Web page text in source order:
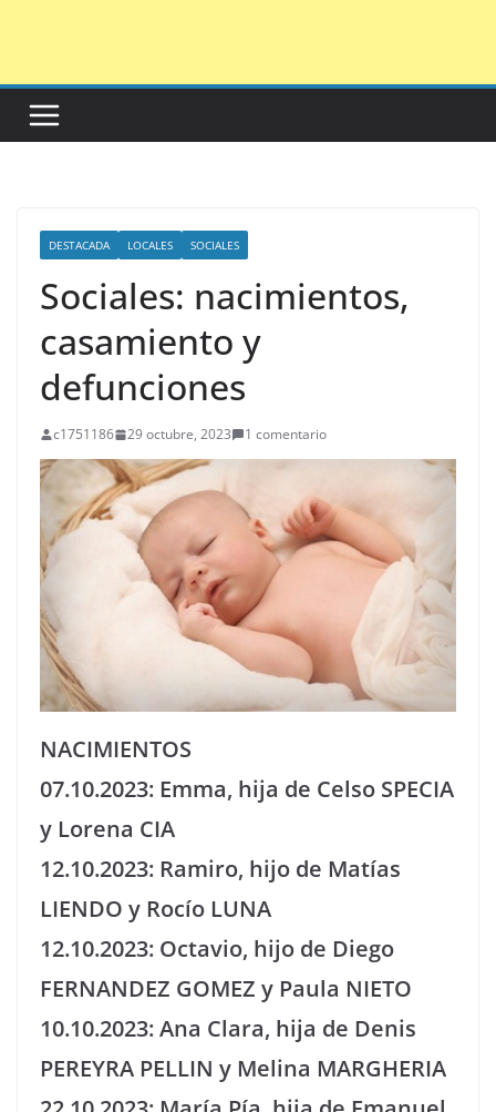
DESTACADA LOCALES SOCIALES
Sociales: nacimientos,
casamiento y
defunciones
c1751186 29 octubre, 2023 1 comentario
NACIMIENTOS
07.10.2023: Emma, hija de Celso SPECIA
y Lorena CIA
12.10.2023: Ramiro, hijo de Matías
LIENDO y Rocío LUNA
12.10.2023: Octavio, hijo de Diego
FERNANDEZ GOMEZ y Paula NIETO
10.10.2023: Ana Clara, hija de Denis
PEREYRA PELLIN y Melina MARGHERIA